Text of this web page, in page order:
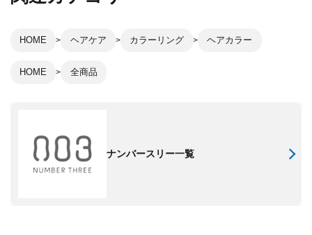
HOME ヘアケア カラーリング ヘアカラー
HOME 全商品
ナンバースリー一覧